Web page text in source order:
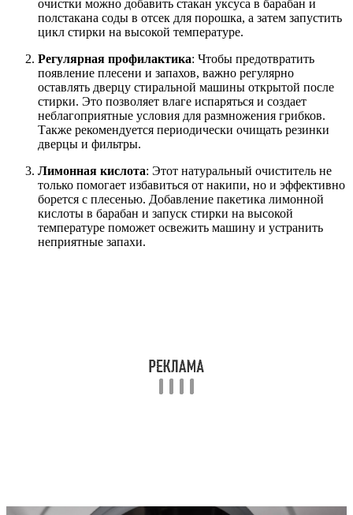
очистки можно добавить стакан уксуса в барабан и
полстакана соды в отсек для порошка, а затем запустить
цикл стирки на высокой температуре.
Регулярная профилактика: Чтобы предотвратить
появление плесени и запахов, важно регулярно
оставлять дверцу стиральной машины открытой после
стирки. Это позволяет влаге испаряться и создает
неблагоприятные условия для размножения грибков.
Также рекомендуется периодически очищать резинки
дверцы и фильтры.
Лимонная кислота: Этот натуральный очиститель не
только помогает избавиться от накипи, но и эффективно
борется с плесенью. Добавление пакетика лимонной
кислоты в барабан и запуск стирки на высокой
температуре поможет освежить машину и устранить
неприятные запахи.